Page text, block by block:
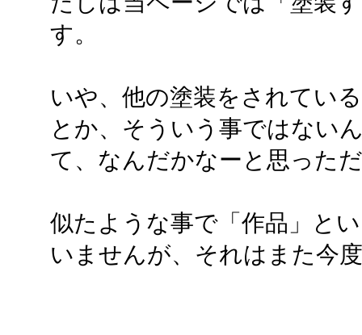
す。
いや、他の塗装をされてい
とか、そういう事ではない
て、なんだかなーと思った
似たような事で「作品」と
いませんが、それはまた今